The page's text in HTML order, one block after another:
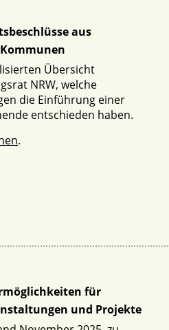
aus
Übersicht
NRW, welche
die Einführung einer
entschieden haben.
.
für
und Projekte